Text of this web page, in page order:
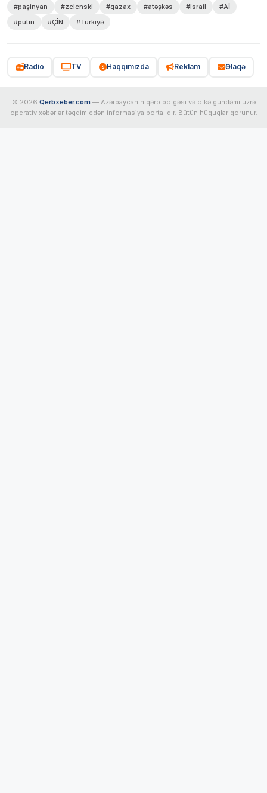
#paşinyan #zelenski #qazax #atəşkəs #israil
#Aİ
#putin
#ÇİN #Türkiyə
Radio TV Haqqımızda Reklam Əlaqə
© 2026 Qerbxeber.com — Azərbaycanın qərb bölgəsi və ölkə gündəmi üzrə
operativ xəbərlər təqdim edən informasiya portalıdır. Bütün hüquqlar qorunur.